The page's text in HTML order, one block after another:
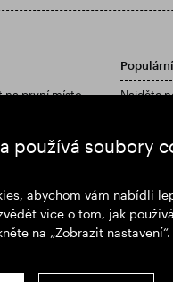
používá soubory
abychom vám nabídli
více o tom, jak
na „Zobrazit
na první místo
Najděte
Zřeknutí se